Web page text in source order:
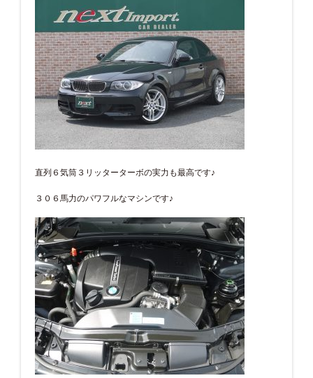
直列６気筒３リッターターボの実力も最高です♪
３０６馬力のパワフルなマシンです♪